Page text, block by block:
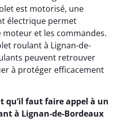
est motorisé, une
électrique permet
et les commandes.
roulant à Lignan-de-
peuvent retrouver
à protéger efficacement
qu’il faut faire appel à un
à Lignan-de-Bordeaux